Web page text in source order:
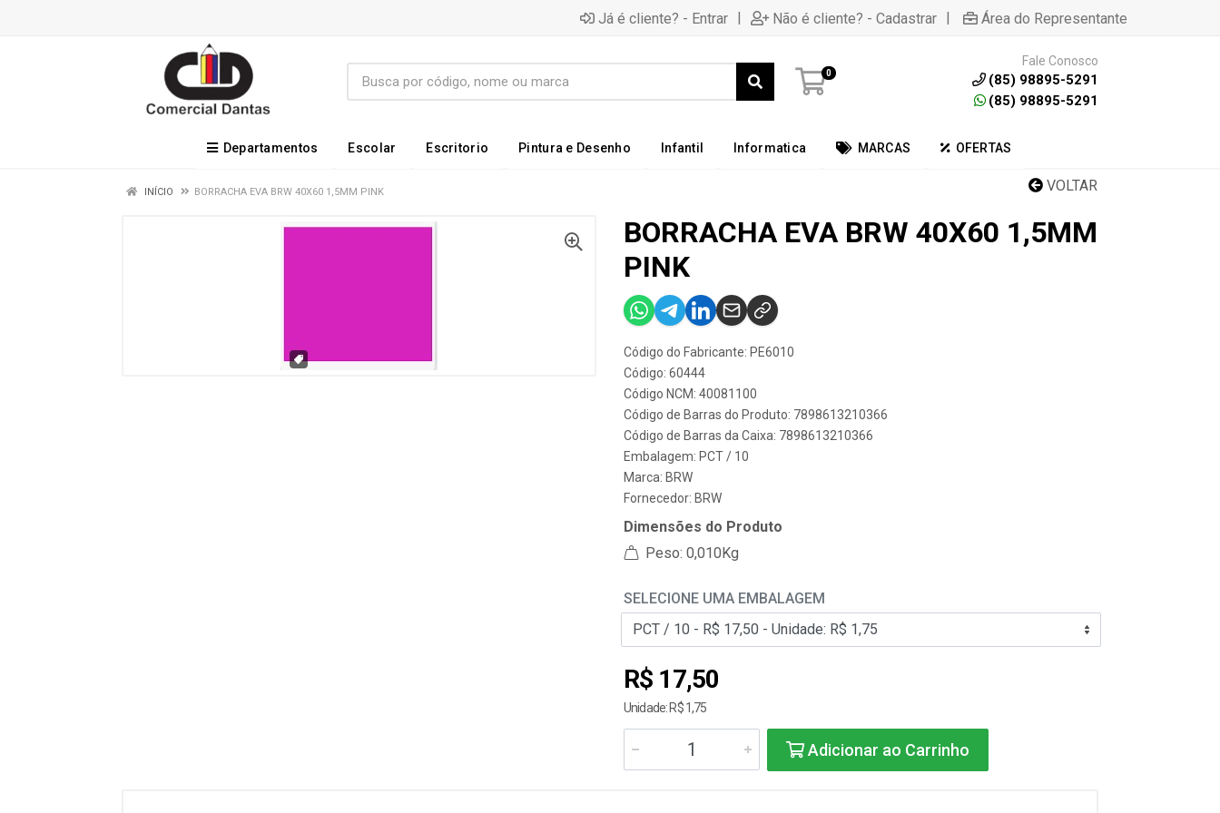
Já é cliente? - Entrar | Não é cliente? - Cadastrar | Área do Representante
0
Fale Conosco
(85) 98895-5291
(85) 98895-5291
Departamentos Escolar Escritorio Pintura e Desenho Infantil Informatica MARCAS OFERTAS
VOLTAR
INÍCIO BORRACHA EVA BRW 40X60 1,5MM PINK
BORRACHA EVA BRW 40X60 1,5MM
PINK
Código do Fabricante: PE6010
Código: 60444
Código NCM: 40081100
Código de Barras do Produto: 7898613210366
Código de Barras da Caixa: 7898613210366
Embalagem: PCT / 10
Marca: BRW
Fornecedor: BRW
Dimensões do Produto
Peso: 0,010Kg
SELECIONE UMA EMBALAGEM
R$ 17,50
Unidade: R$ 1,75
Adicionar ao Carrinho